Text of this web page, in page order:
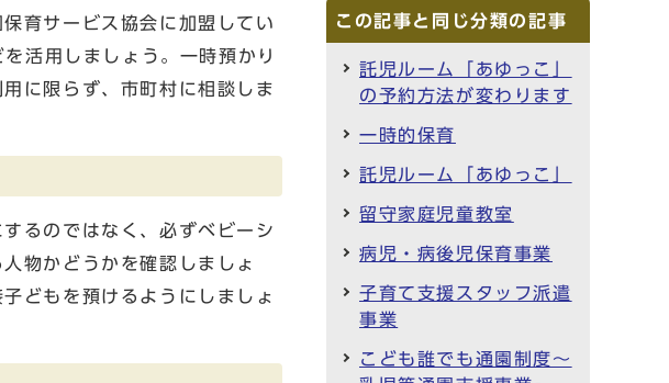
育サービス協会に加盟してい
しましょう。一時預かり
に限らず、市町村に相談しま
るのではなく、必ずベビーシ
物かどうかを確認しましょ
どもを預けるようにしましょ
この記事と同じ分類の記事
託児ルーム「あゆっこ」
の予約方法が変わります
一時的保育
託児ルーム「あゆっこ」
留守家庭児童教室
病児・病後児保育事業
子育て支援スタッフ派遣
事業
こども誰でも通園制度～